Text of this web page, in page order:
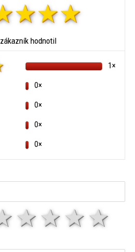
zákazník hodnotil
1×
0×
0×
0×
0×
4
3
2 hviezdy
1 hviezda